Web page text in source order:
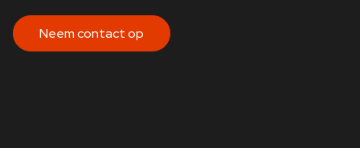
Neem contact op